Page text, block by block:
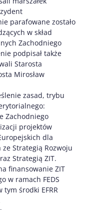
parafowane zostało
w skład
Zachodniego
podpisał także
Starosta
Mirosław
zasad, trybu
Zachodniego
projektów
dla
ze Strategią Rozwoju
Strategią ZIT.
finansowanie ZIT
w ramach FEDS
tym środki EFRR